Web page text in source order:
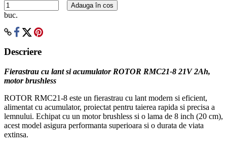
buc.
Adauga în cos
Descriere
Fierastrau cu lant si acumulator ROTOR RMC21-8 21V 2Ah,
motor brushless
ROTOR RMC21-8 este un fierastrau cu lant modern si eficient,
alimentat cu acumulator, proiectat pentru taierea rapida si precisa a
lemnului. Echipat cu un motor brushless si o lama de 8 inch (20 cm),
acest model asigura performanta superioara si o durata de viata
extinsa.